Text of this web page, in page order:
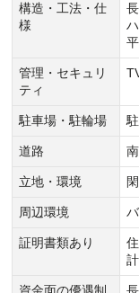
構造・工法・仕
様
管理・セキュリ
ティ
駐車場・駐輪場
道路
立地・環境
周辺環境
証明書類あり